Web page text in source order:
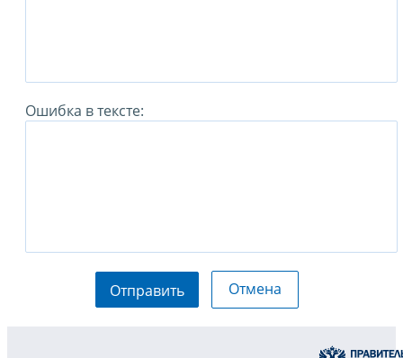
Ошибка в тексте:
Отправить Отмена